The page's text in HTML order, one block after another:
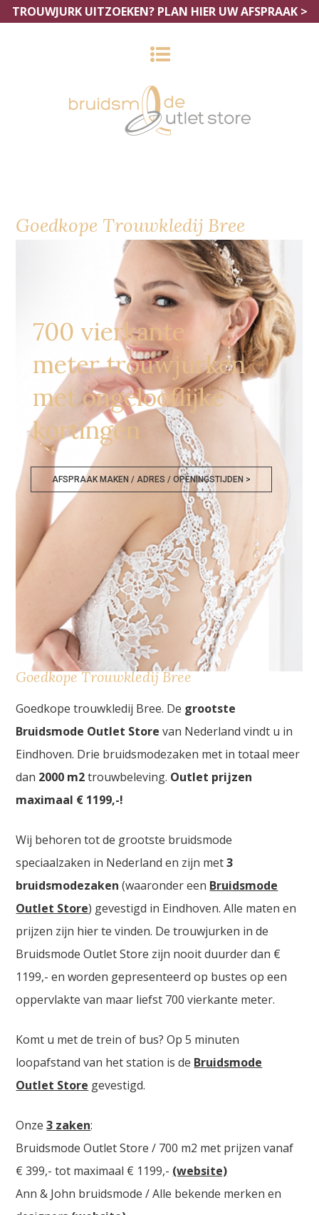
TROUWJURK UITZOEKEN? PLAN HIER UW AFSPRAAK >
Goedkope Trouwkledij Bree
700 vierkante
meter trouwjurken
met ongelooflijke
kortingen
AFSPRAAK MAKEN / ADRES / OPENINGSTIJDEN >
Goedkope Trouwkledij Bree
Goedkope trouwkledij Bree. De grootste
Bruidsmode Outlet Store van Nederland vindt u in
Eindhoven. Drie bruidsmodezaken met in totaal meer
dan 2000 m2trouwbeleving. Outlet prijzen
maximaal € 1199,-!
Wij behoren tot de grootste bruidsmode
speciaalzaken in Nederland en zijn met3
bruidsmodezaken (waaronder een Bruidsmode
Outlet Store) gevestigd in Eindhoven. Alle maten en
prijzen zijn hier te vinden. De trouwjurken in de
Bruidsmode Outlet Store zijn nooit duurder dan €
1199,- en worden gepresenteerd op bustes op een
oppervlakte van maar liefst 700 vierkante meter.
Komt u met de trein of bus? Op 5 minuten
loopafstand van het station is de Bruidsmode
Outlet Store gevestigd.
Onze3 zaken:
Bruidsmode Outlet Store / 700 m2 met prijzen vanaf
€ 399,- tot maximaal € 1199,- (website)
Ann & John bruidsmode / Alle bekende merken en